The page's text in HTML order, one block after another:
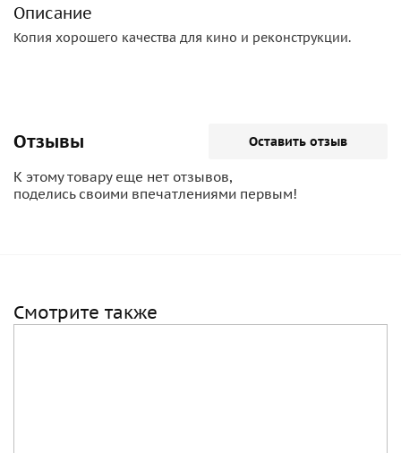
Описание
Копия хорошего качества для кино и реконструкции.
Отзывы Оставить отзыв
К этому товару еще нет отзывов,
поделись своими впечатлениями первым!
Смотрите также